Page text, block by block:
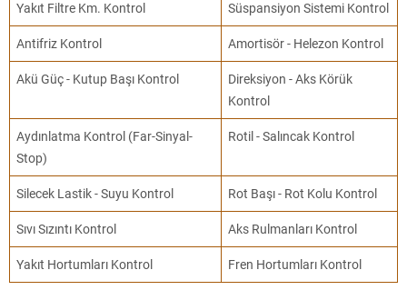
Yakıt Filtre Km. Kontrol Süspansiyon Sistemi Kontrol
Antifriz Kontrol Amortisör - Helezon Kontrol
Akü Güç - Kutup Başı Kontrol
Direksiyon - Aks Körük
Kontrol
Aydınlatma Kontrol (Far-Sinyal-
Stop)
Rotil - Salıncak Kontrol
Silecek Lastik - Suyu Kontrol Rot Başı - Rot Kolu Kontrol
Sıvı Sızıntı Kontrol Aks Rulmanları Kontrol
Yakıt Hortumları Kontrol Fren Hortumları Kontrol